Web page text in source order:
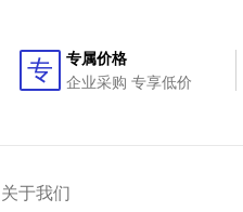
专
专属价格
企业采购 专享低价
关于我们